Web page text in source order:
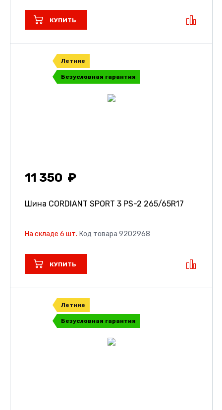
КУПИТЬ
Летние
Безусловная гарантия
11 350
Шина CORDIANT SPORT 3 PS-2 265/65R17
На складе 6 шт. Код товара 9202968
КУПИТЬ
Летние
Безусловная гарантия